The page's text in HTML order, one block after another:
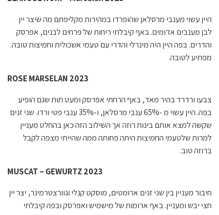
היין עשוי מענבי מרסלאן שהופרדו במהירות מקליפתם מה שיצר יין
לבן מענבים אדומים. באף קיבלתי ריחות של פרחים לבנים, אפרסק
והדרים. בפה היין היה מינרלי והדרי עם טעמי אשכולית וחמיצות טובה.
מפתיע לטובה.
ROSE MARSELAN 2023
צבעו ורדרד בהיר מאד, באף הרחתי אפרסק ומעט תות שגם הופיע
בפה. היין עשוי מ -65% ענבי מרסלאן, ו-35% ענבי פטי ורדו. שני זנים
שקשה למצא אותם בינות רוזה אך השילוב הזה כאן בהחלט מעניין
למרות שלטעמי החמיצות היתה פחותה ממה שהייתי מצפה לקבל
ברוזה טוב.
MUSCAT – GEWURTZ 2023
חיבור מעניין בין שני זנים ארומטים, מוסקט קנלי וגוורצטרמינר, יצר יין
חצי יבש ומעניין. באף ארומות של מישמיש ואפרסק ובפה קיבלתי